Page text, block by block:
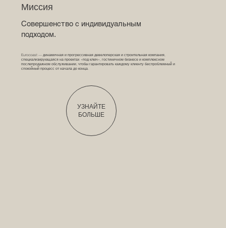
Миссия
Совершенство с индивидуальным
подходом.
Eurocoast — динамичная и прогрессивная девелоперская и строительная компания,
специализирующаяся на проектах «под ключ», гостиничном бизнесе и комплексном
послепродажном обслуживании, чтобы гарантировать каждому клиенту беспроблемный и
спокойный процесс от начала до конца.
УЗНАЙТЕ
БОЛЬШЕ